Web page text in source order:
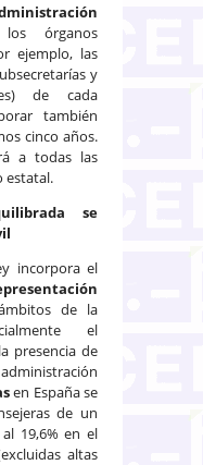
órganos
ejemplo, las
y
de cada
también
cinco años.
a todas las
estatal.
se
incorpora el
de la
el
presencia de
en España se
de un
19,6% en el
altas